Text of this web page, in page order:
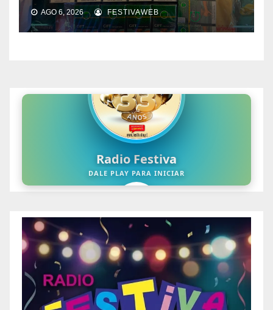
AGO 6, 2026 FESTIVAWEB